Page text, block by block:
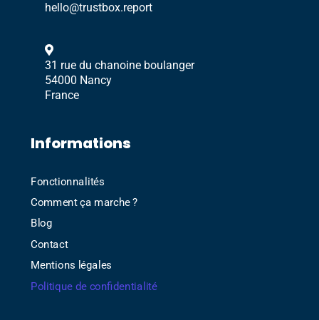
hello@trustbox.report
31 rue du chanoine boulanger
54000 Nancy
France
Informations
Fonctionnalités
Comment ça marche ?
Blog
Contact
Mentions légales
Politique de confidentialité